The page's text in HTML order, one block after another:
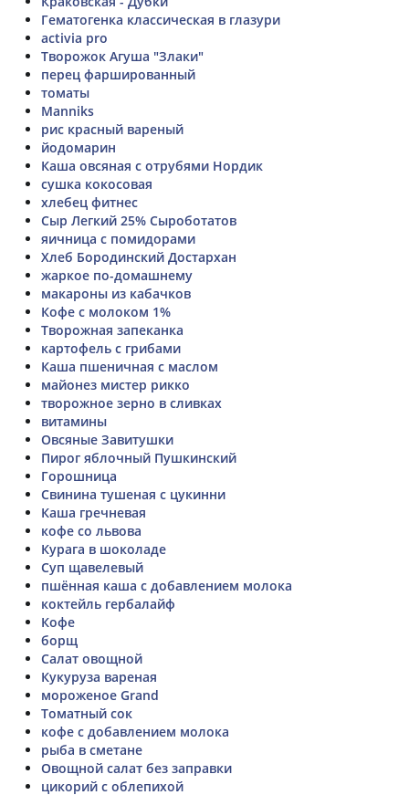
Гематогенка классическая в глазури
activia pro
Творожок Агуша "Злаки"
перец фаршированный
томаты
Manniks
рис красный вареный
йодомарин
Каша овсяная с отрубями Нордик
сушка кокосовая
хлебец фитнес
Сыр Легкий 25% Сыроботатов
яичница с помидорами
Хлеб Бородинский Достархан
жаркое по-домашнему
макароны из кабачков
Кофе с молоком 1%
Творожная запеканка
картофель с грибами
Каша пшеничная с маслом
майонез мистер рикко
творожное зерно в сливках
витамины
Овсяные Завитушки
Пирог яблочный Пушкинский
Горошница
Свинина тушеная с цукинни
Каша гречневая
кофе со львова
Курага в шоколаде
Суп щавелевый
пшённая каша с добавлением молока
коктейль гербалайф
Кофе
борщ
Салат овощной
Кукуруза вареная
мороженое Grand
Томатный сок
кофе с добавлением молока
рыба в сметане
Овощной салат без заправки
цикорий с облепихой